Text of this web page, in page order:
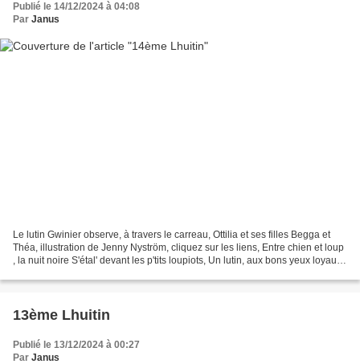
Publié le 14/12/2024 à 04:08
Par Janus
Le lutin Gwinier observe, à travers le carreau, Ottilia et ses filles Begga et
Théa, illustration de Jenny Nyström, cliquez sur les liens, Entre chien et loup
, la nuit noire S'étal' devant les p'tits loupiots, Un lutin, aux bons yeux loyaux,
13ème Lhuitin
Publié le 13/12/2024 à 00:27
Par Janus